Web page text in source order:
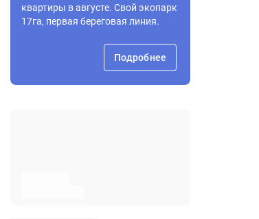
квартиры в августе. Свой экопарк
17га, первая береговая линия.
Подробнее